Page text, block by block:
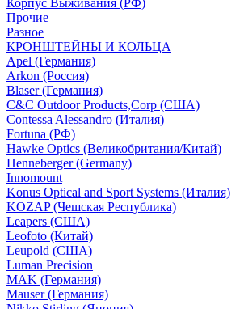
Корпус Выживания (РФ)
Прочие
Разное
КРОНШТЕЙНЫ И КОЛЬЦА
Apel (Германия)
Arkon (Россия)
Blaser (Германия)
C&C Outdoor Products,Corp (США)
Contessa Alessandro (Италия)
Fortuna (РФ)
Hawke Optics (Великобритания/Китай)
Henneberger (Germany)
Innomount
Konus Optical and Sport Systems (Италия)
KOZAP (Чешская Республика)
Leapers (США)
Leofoto (Китай)
Leupold (США)
Luman Precision
MAK (Германия)
Mauser (Германия)